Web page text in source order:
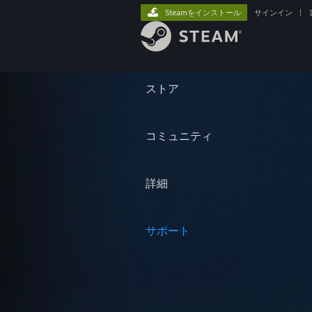
ストア
コミュニティ
詳細
サポート
Steamをインストール サインイン